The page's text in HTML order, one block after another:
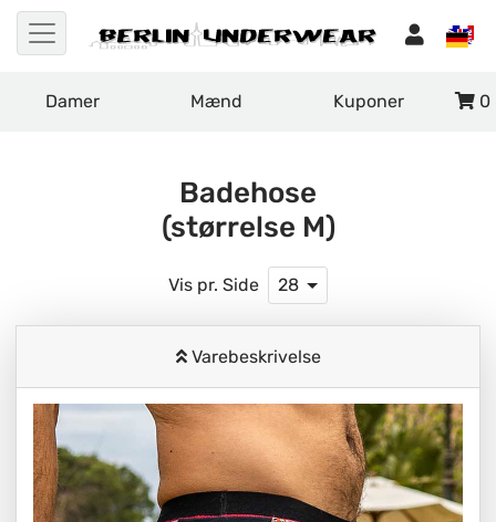
Damer Mænd Kuponer 0
Badehose
(størrelse M)
Vis pr. Side 28
Varebeskrivelse